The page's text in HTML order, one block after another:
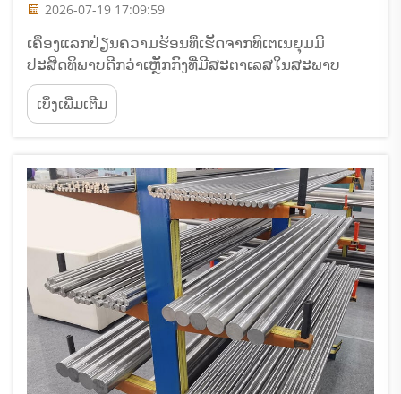
2026-07-19 17:09:59
ເຄື່ອງແລກປ່ຽນຄວາມຮ້ອນທີ່ເຮັດຈາກທີເຕເນຍຸມມີ
ປະສິດທິພາບດີກວ່າເຫຼັກກົງທີ່ມີສະຕາເລສໃນສະພາບ
ແວດລ້ອມທີ່ເຮັດໃຫ້ເກີດການກັດກິນ, ເຊິ່ງມັກຈະຢູ່ໄດ້ເຖິງ
20 ປີຂຶ້ນໄປ ໃນເວລາທີ່ເຫຼັກກົງທີ່ມີສະຕາເລສເບີ 316L ຈະ
ເສຍຫາຍພາຍໃນເວລາບໍ່ເຖິງເດືອນ. ຂໍ້ດີທີ່ສຳຄັນ: ບໍ່ຈຳເປັນ
ເກີດຜນະການທີ່ດີຂຶ້ນໃນການຖ່າຍໂອນຄວາມຮ້ອນ ແລະ
ຄວາມຕ້ານທານຕໍ່ການກັດກິນທີ່ເກີດຈາກການເສື່ອມ
ເບິ່ງເພີ່ມເຕີມ